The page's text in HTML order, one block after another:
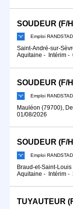
SOUDEUR (F/
Emploi RANDSTAD
Saint-André-sur-
Aquitaine - Intérim -
SOUDEUR (F/
Emploi RANDSTAD
Mauléon (79700),
01/08/2026
SOUDEUR (F/
Emploi RANDSTAD
Braud-et-Saint-
Aquitaine - Intérim -
TUYAUTEUR